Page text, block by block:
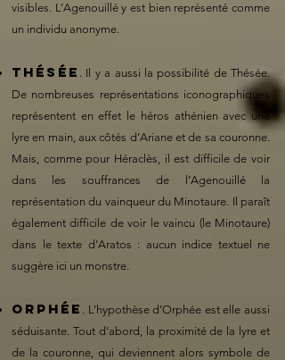
visibles. L’Agenouillé y est bien représenté comme
un individu anonyme.
Thésée . Il y a aussi la possibilité de Thésée.
De nombreuses représentations iconographiques
représentent en effet le héros athénien avec une
lyre en main, aux côtés d’Ariane et de sa couronne.
Mais, comme pour Héraclès, il est difficile de voir
dans les souffrances de l’Agenouillé la
représentation du vainqueur du Minotaure. Il paraît
également difficile de voir le vaincu (le Minotaure)
dans le texte d’Aratos : aucun indice textuel ne
suggère ici un monstre.
Orphée . L’hypothèse d’Orphée est elle aussi
séduisante. Tout d’abord, la proximité de la lyre et
de la couronne, qui deviennent alors symbole de